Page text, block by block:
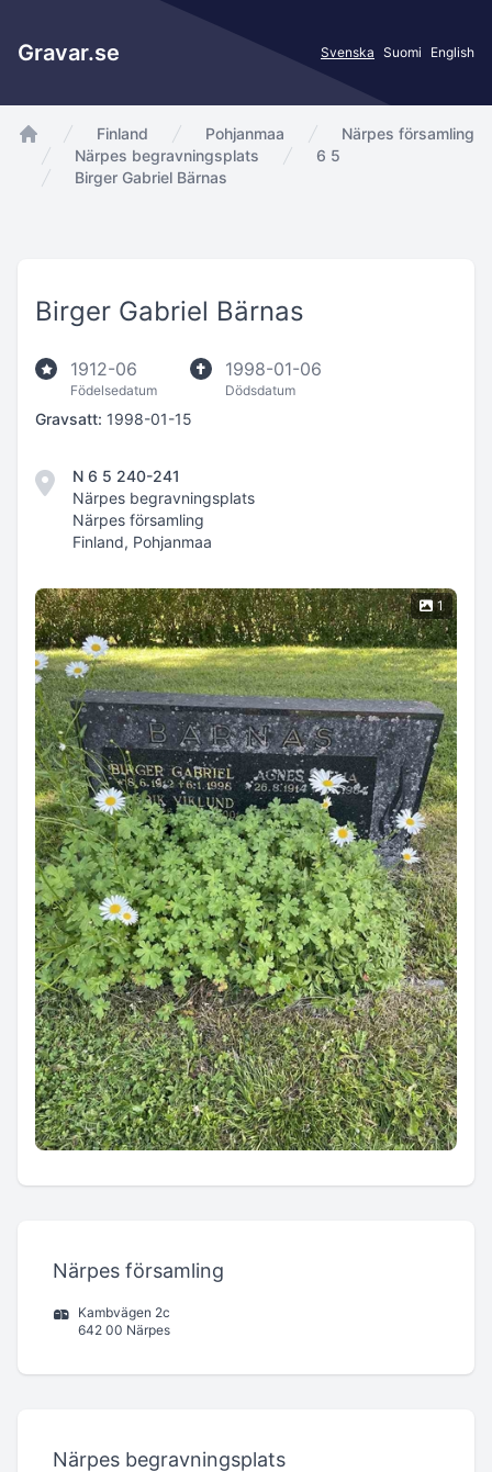
Gravar.se Svenska Suomi English
app.Start
Finland Pohjanmaa
Närpes församling
Närpes begravningsplats
6 5
Birger Gabriel Bärnas
Birger Gabriel Bärnas
1912-06
Födelsedatum
1998-01-06
Dödsdatum
Gravsatt: 1998-01-15
N 6 5 240-241
Närpes begravningsplats
Närpes församling
Finland, Pohjanmaa
1
Närpes församling
Kambvägen 2c
642 00 Närpes
Närpes begravningsplats